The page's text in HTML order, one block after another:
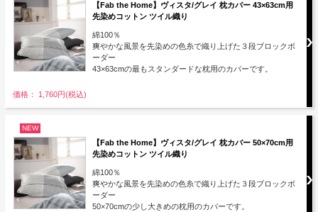
【Fab the Home】ヴィスタ/グレイ 枕カバー 43×63cm用
先染めコットン ツイル織り
綿100％
爽やかな風景を先染めの色糸で織り上げた３段ブロックボ
ーダー
43×63cmの最もスタンダードな枕用のカバーです。
価格： 1,760円(税込)
NEW
【Fab the Home】ヴィスタ/グレイ 枕カバー 50×70cm用
先染めコットン ツイル織り
綿100％
爽やかな風景を先染めの色糸で織り上げた３段ブロックボ
ーダー
50×70cmの少し大きめの枕用のカバーです。